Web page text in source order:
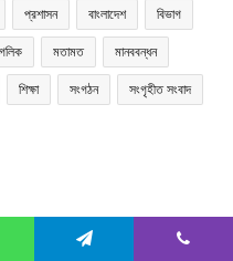
প্রশাসন বাংলাদেশ বিভাগ
মতামত মানববন্ধন
শিক্ষা সংগঠন সংগৃহীত সংবাদ